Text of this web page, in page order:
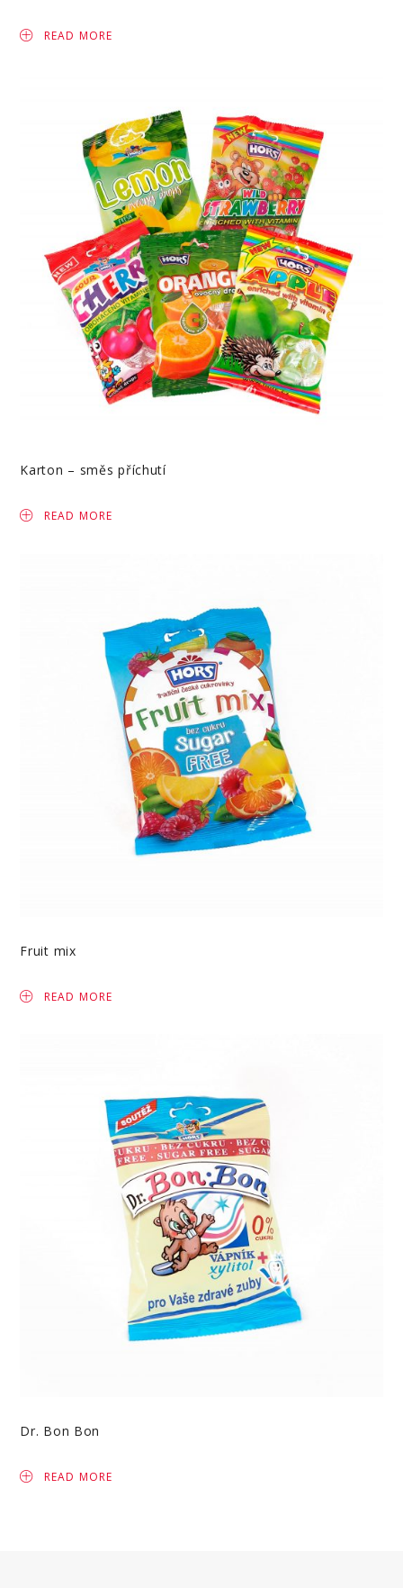
READ MORE
Karton – směs příchutí
READ MORE
Fruit mix
READ MORE
Dr. Bon Bon
READ MORE